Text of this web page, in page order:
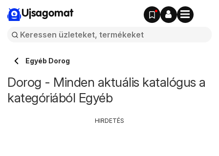
Ujsagomat
Egyéb Dorog
Dorog - Minden aktuális katalógus a
kategóriából Egyéb
HIRDETÉS